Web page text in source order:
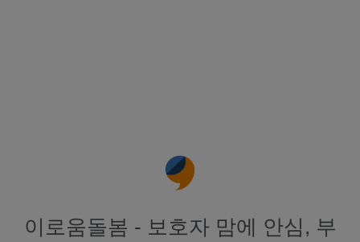
이로움돌봄 - 보호자 맘에 안심, 부